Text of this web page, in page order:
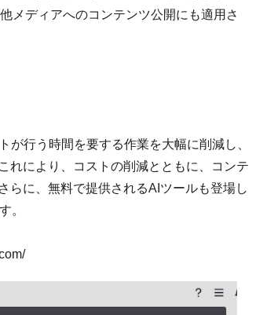
メディアへのコンテンツ公開にも適用さ
行う時間を要する作業を大幅に削減し、
れにより、コストの削減とともに、コンテ
らに、無料で提供されるAIツールも登場し
。